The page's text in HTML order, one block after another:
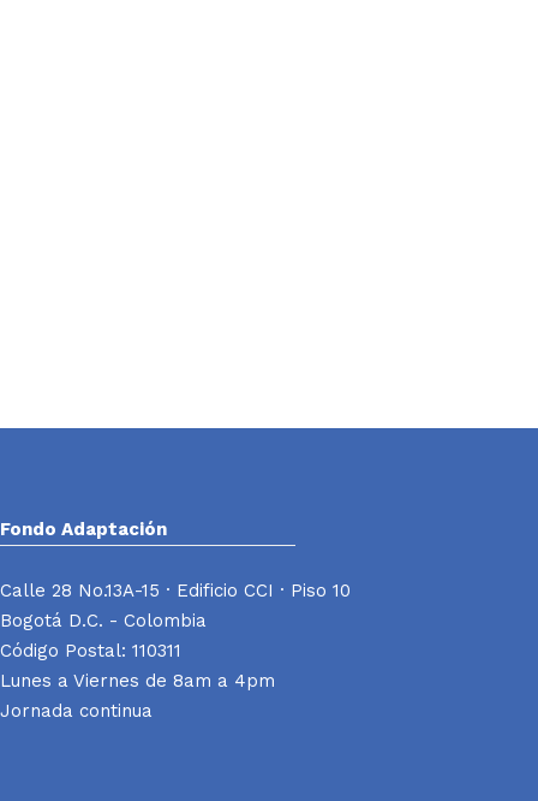
Fondo Adaptación
Calle 28 No.13A-15 · Edificio CCI · Piso 10
Bogotá D.C. - Colombia
Código Postal: 110311
Lunes a Viernes de 8am a 4pm
Jornada continua